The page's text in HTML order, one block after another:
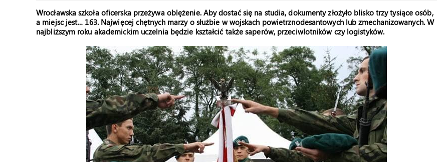
Wrocławska szkoła oficerska przeżywa oblężenie. Aby dostać się na studia, dokumenty złożyło blisko trzy tysiące osób,
a miejsc jest… 163. Najwięcej chętnych marzy o służbie w wojskach powietrznodesantowych lub zmechanizowanych. W
najbliższym roku akademickim uczelnia będzie kształcić także saperów, przeciwlotników czy logistyków.